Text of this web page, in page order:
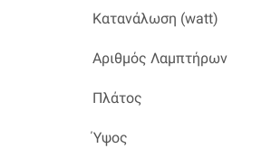
Κατανάλωση (watt)
Αριθμός Λαμπτήρων
Πλάτος
Ύψος